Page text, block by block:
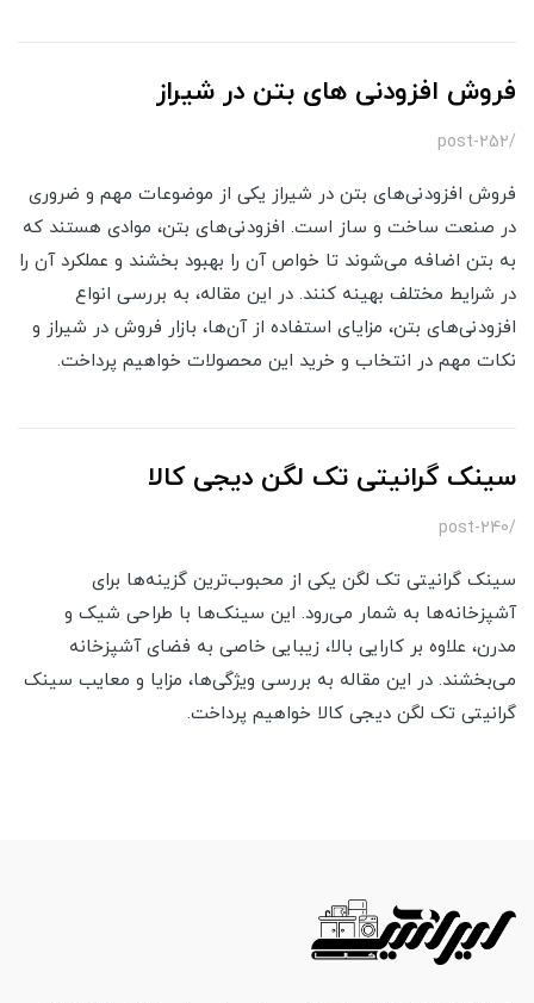
فروش افزودنی های بتن در شیراز
/post-252
فروش افزودنی‌های بتن در شیراز یکی از موضوعات مهم و ضروری
در صنعت ساخت و ساز است. افزودنی‌های بتن، موادی هستند که
به بتن اضافه می‌شوند تا خواص آن را بهبود بخشند و عملکرد آن را
در شرایط مختلف بهینه کنند. در این مقاله، به بررسی انواع
افزودنی‌های بتن، مزایای استفاده از آن‌ها، بازار فروش در شیراز و
نکات مهم در انتخاب و خرید این محصولات خواهیم پرداخت.
سینک گرانیتی تک لگن دیجی کالا
/post-240
سینک گرانیتی تک لگن یکی از محبوب‌ترین گزینه‌ها برای
آشپزخانه‌ها به شمار می‌رود. این سینک‌ها با طراحی شیک و
مدرن، علاوه بر کارایی بالا، زیبایی خاصی به فضای آشپزخانه
می‌بخشند. در این مقاله به بررسی ویژگی‌ها، مزایا و معایب سینک
گرانیتی تک لگن دیجی کالا خواهیم پرداخت.